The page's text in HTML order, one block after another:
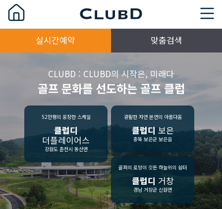
실시간예약 맞춤검색
CLUBD : CLUBD의 시작은, 미래다
골프 문화를 선도하는 골프 클럽
52만평의 웅장한 스케일
클럽디
더플레이어스
강원도 춘천시 동산면
광활한 자연 본연의 아름다움
클럽디 보은
충북 보은군 보은읍
골퍼의 로망이 깃든 하늘위의 쉼터
클럽디 거창
경남 거창군 신원면